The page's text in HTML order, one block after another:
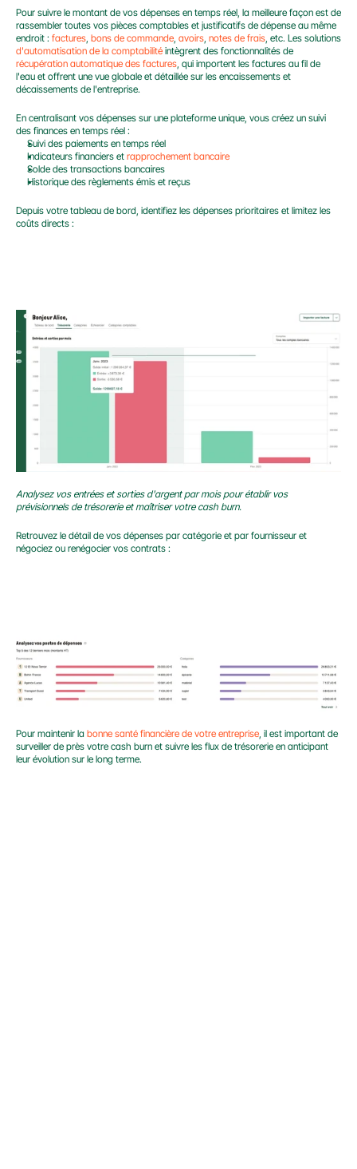
Pour suivre le montant de vos dépenses en temps réel, la meilleure façon est de
rassembler toutes vos pièces comptables et justificatifs de dépense au même
endroit : factures, bons de commande, avoirs, notes de frais
d'automatisation de la comptabilité
récupération automatique des factures, qui importent les factures au fil de
l'eau et offrent une vue globale et détaillée sur les encaissements et
décaissements de l'entreprise.
En centralisant vos dépenses sur une plateforme unique, vous créez un suivi
des finances en temps réel :
Suivi des paiements en temps réel
Indicateurs financiers et rapprochement bancaire
Solde des transactions bancaires
Historique des règlements émis et reçus
Depuis votre tableau de bord, identifiez les dépenses prioritaires et limitez les
coûts directs :
Analysez vos entrées et sorties d'argent par mois pour établir vos
prévisionnels de trésorerie et maîtriser votre cash burn.
Retrouvez le détail de vos dépenses par catégorie et par fournisseur et
négociez ou renégocier vos contrats :
Pour maintenir la bonne santé financière de votre entreprise , il est important de
surveiller de près votre cash burn et suivre les flux de trésorerie en anticipant
leur évolution sur le long terme.